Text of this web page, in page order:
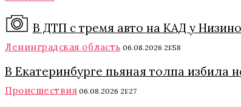
В ДТП с тремя авто на КАД у
Ленинградская область 06.08.2026 21:58
В Екатеринбурге пьяная толпа избила
Происшествия 06.08.2026 21:27